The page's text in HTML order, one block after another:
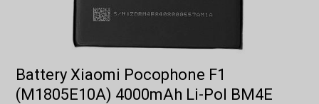
Battery Xiaomi Pocophone F1
(M1805E10A) 4000mAh Li-Pol BM4E